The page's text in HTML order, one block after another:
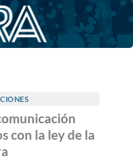
con la ley de la